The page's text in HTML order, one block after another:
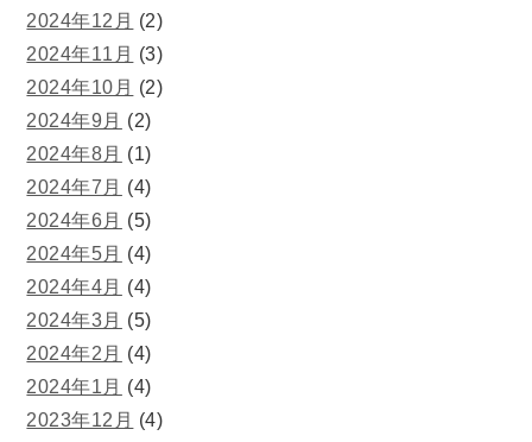
2024年12月 (2)
2024年11月 (3)
2024年10月 (2)
2024年9月 (2)
2024年8月 (1)
2024年7月 (4)
2024年6月 (5)
2024年5月 (4)
2024年4月 (4)
2024年3月 (5)
2024年2月 (4)
2024年1月 (4)
2023年12月 (4)